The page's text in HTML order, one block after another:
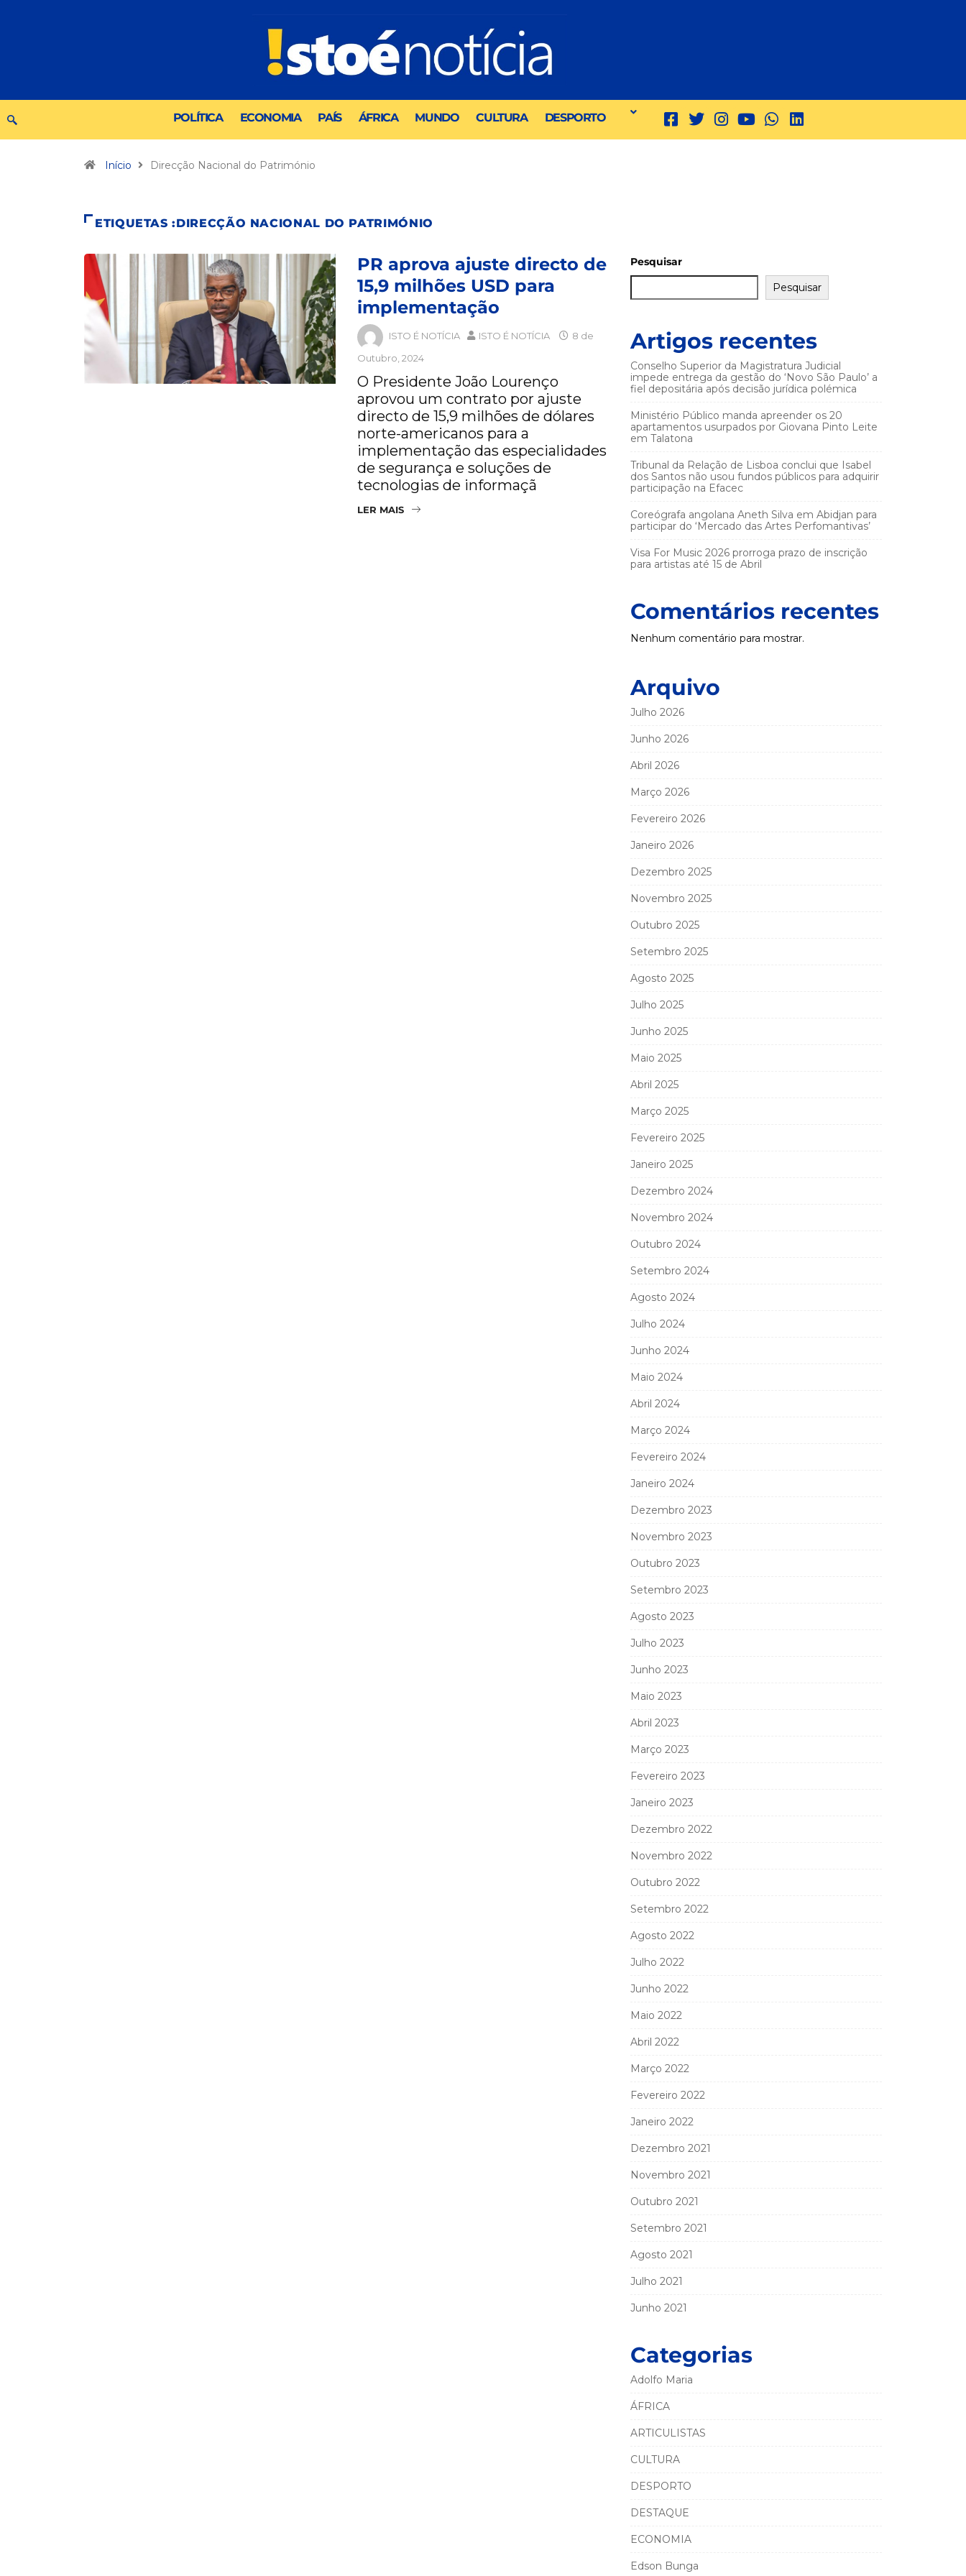
POLÍTICA ECONOMIA PAÍS ÁFRICA MUNDO CULTURA DESPORTO
Início Direcção Nacional do Património
ETIQUETAS :DIRECÇÃO NACIONAL DO PATRIMÓNIO
PR aprova ajuste directo de
15,9 milhões USD para
implementação
ISTO É NOTÍCIA ISTO É NOTÍCIA
8 de
Outubro, 2024
O Presidente João Lourenço
aprovou um contrato por ajuste
directo de 15,9 milhões de dólares
norte-americanos para a
implementação das especialidades
de segurança e soluções de
tecnologias de informaçã
LER MAIS
Pesquisar
Pesquisar
Artigos recentes
Conselho Superior da Magistratura Judicial
impede entrega da gestão do ‘Novo São Paulo’ a
fiel depositária após decisão jurídica polémica
Ministério Público manda apreender os 20
apartamentos usurpados por Giovana Pinto Leite
em Talatona
Tribunal da Relação de Lisboa conclui que Isabel
dos Santos não usou fundos públicos para adquirir
participação na Efacec
Coreógrafa angolana Aneth Silva em Abidjan para
participar do ‘Mercado das Artes Perfomantivas’
Visa For Music 2026 prorroga prazo de inscrição
para artistas até 15 de Abril
Comentários recentes
Nenhum comentário para mostrar.
Arquivo
Julho 2026
Junho 2026
Abril 2026
Março 2026
Fevereiro 2026
Janeiro 2026
Dezembro 2025
Novembro 2025
Outubro 2025
Setembro 2025
Agosto 2025
Julho 2025
Junho 2025
Maio 2025
Abril 2025
Março 2025
Fevereiro 2025
Janeiro 2025
Dezembro 2024
Novembro 2024
Outubro 2024
Setembro 2024
Agosto 2024
Julho 2024
Junho 2024
Maio 2024
Abril 2024
Março 2024
Fevereiro 2024
Janeiro 2024
Dezembro 2023
Novembro 2023
Outubro 2023
Setembro 2023
Agosto 2023
Julho 2023
Junho 2023
Maio 2023
Abril 2023
Março 2023
Fevereiro 2023
Janeiro 2023
Dezembro 2022
Novembro 2022
Outubro 2022
Setembro 2022
Agosto 2022
Julho 2022
Junho 2022
Maio 2022
Abril 2022
Março 2022
Fevereiro 2022
Janeiro 2022
Dezembro 2021
Novembro 2021
Outubro 2021
Setembro 2021
Agosto 2021
Julho 2021
Junho 2021
Categorias
Adolfo Maria
ÁFRICA
ARTICULISTAS
CULTURA
DESPORTO
DESTAQUE
ECONOMIA
Edson Bunga